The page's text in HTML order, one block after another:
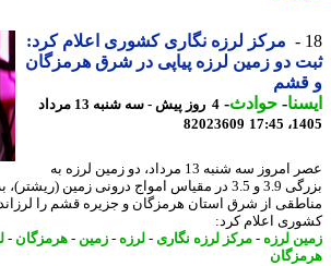
مرکز لرزه نگاری کشوری اعلام کرد:
دو زمین لرزه پیاپی در شرق هرمزگان
-حوادث -
4 روز پیش - سه شنبه 13 مرداد
82023609
عصر امروز سه شنبه 13 مرداد، دو زمین لرزه به
بزرگی 3.9 و 3.5 در مقیاس امواج درونی زمین (ریشتر)،
از شرق استان هرمزگان و جزیره قشم را لرزاند. -
اعلام کرد:
لرزه - مرکز لرزه نگاری- لرزه - زمین -هرمزگان -لرزه